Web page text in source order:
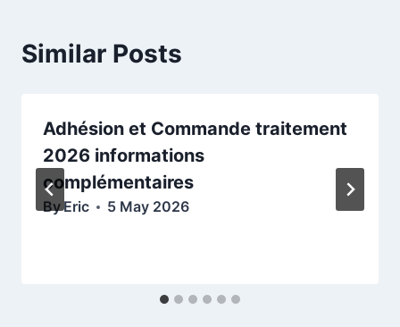
Similar Posts
Adhésion et Commande traitement
2026 informations
complémentaires
ByEric 5 May 2026